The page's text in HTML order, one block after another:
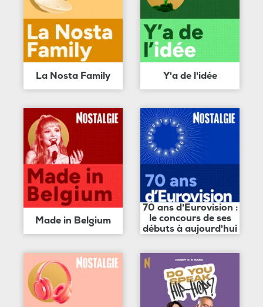
La Nosta Family Y'a de l'idée
Made in Belgium
70 ans d'Eurovision :
le concours de ses
débuts à aujourd'hui